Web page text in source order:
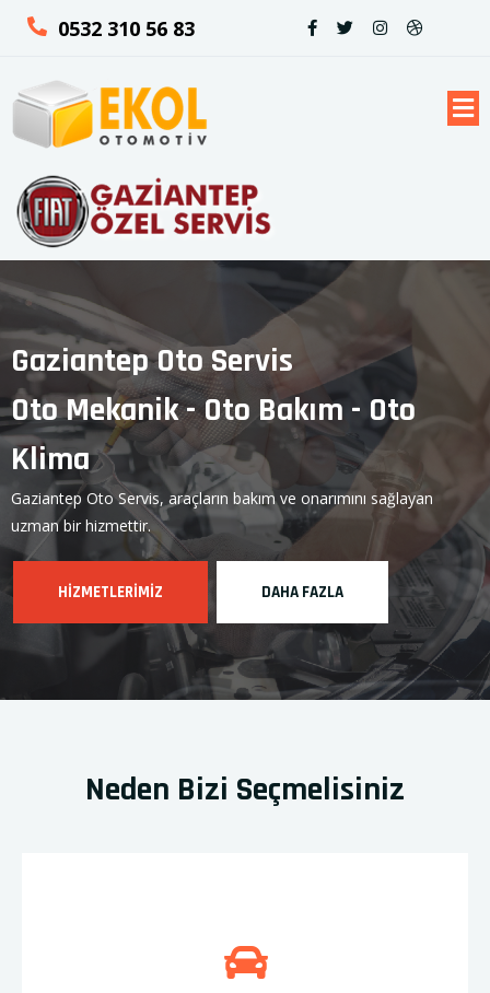
0532 310 56 83
Gaziantep Oto Servis
Oto Mekanik - Oto Bakım - Oto
Klima
Gaziantep Oto Servis, araçların bakım ve onarımını sağlayan
uzman bir hizmettir.
HIZMETLERIMIZ DAHA FAZLA
Neden Bizi Seçmelisiniz